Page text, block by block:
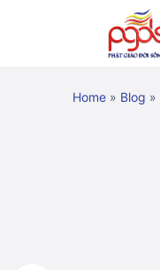
Home » Blog »